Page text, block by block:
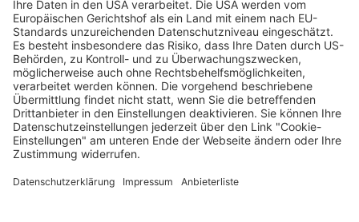
Feuerwehrhaus
Ballrechten-Dottingen